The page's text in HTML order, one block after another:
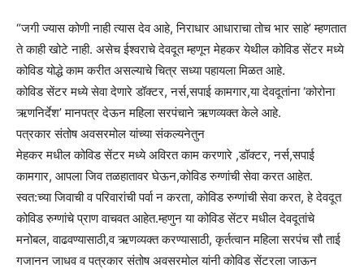
“जगी ज्यास कोणी नाही त्यास देव आहे, निराधार आधाराचा तोच भार साहे’ म्हणतात
ते काही खोटे नाही. असेच ईश्वराचे देवदूत म्हणून मेहकर येथील कोविड सेंटर मध्ये
कोविड योद्धे काम करीत असल्याचे चित्र सध्या पहायला मिळत आहे.
कोविड सेंटर मध्ये सेवा देणारे डॉक्टर, नर्स,सपाई कामगार,या देवदूतांना ‘कोरोना
ऋणनिर्देश’ मानपत्र देऊन महिला सरपंचाने ऋणव्यक्त केले आहे.
पत्रकार संतोष अवसरमोल यांच्या संकल्यनेतुन
मेहकर मधील कोविड सेंटर मध्ये अविरत काम करणारे ,डॉक्टर, नर्स,सपाई
कामगार, आपला जिव तळहातावर घेऊन,कोविड रुग्णांची सेवा करत आहेत.
स्वत:च्या जिवाची व परिवारांची पर्वा न करता, कोविड रुग्णांची सेवा करत, हे देवदूत
कोविड रुग्णांचे प्राण वाचवत आहेत.म्हणुन या कोविड सेंटर मधील देवदूतांचे
मनोबल, वाढवण्यासाठी,व ऋणव्यक्त करण्यासाठी, कृर्तत्वान महिला सरपंच सौ ताई
गजानन जाधव व पत्रकार संतोष अवसरमोल यांनी कोविड सेंटरला जाऊन